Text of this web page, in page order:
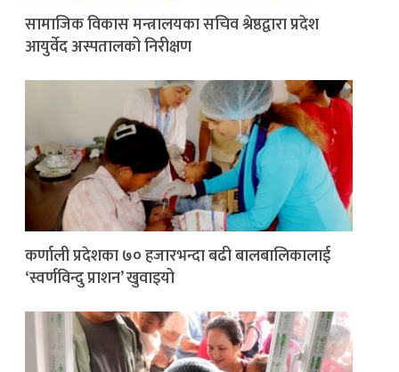
सामाजिक विकास मन्त्रालयका सचिव श्रेष्ठद्वारा प्रदेश
आयुर्वेद अस्पतालको निरीक्षण
कर्णाली प्रदेशका ७० हजारभन्दा बढी बालबालिकालाई
‘स्वर्णविन्दु प्राशन’ खुवाइयो